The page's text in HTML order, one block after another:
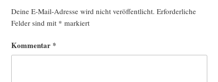
Deine E-Mail-Adresse wird nicht veröffentlicht. Erforderliche
Felder sind mit * markiert
Kommentar *